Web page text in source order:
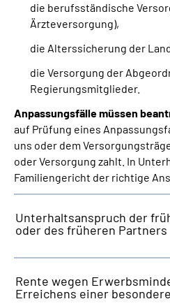
die berufsständische
Ärzteversorgung),
die Alterssicherung der
die Versorgung der
Regierungsmitglieder.
Anpassungsfälle müssen
auf Prüfung eines
uns oder dem
oder Versorgung zahlt. In
Familiengericht der richtige
Unterhaltsanspruch der
oder des früheren Partners
Rente wegen
Erreichens einer